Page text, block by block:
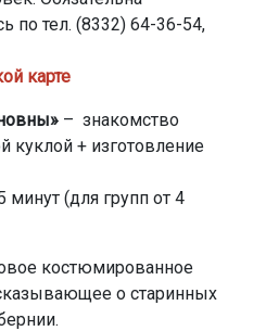
по тел. (8332) 64-36-54,
карте
– знакомство
куклой + изготовление
минут (для групп от 4
костюмированное
о старинных